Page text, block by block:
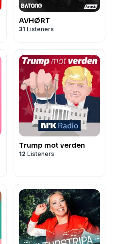
AVHØRT
31 Listeners
Trump mot verden
12 Listeners